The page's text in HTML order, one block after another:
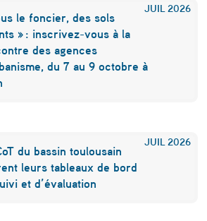
JUIL 2026
le foncier, des sols
» : inscrivez-vous à la
des agences
du 7 au 9 octobre à
JUIL 2026
du bassin toulousain
leurs tableaux de bord
et d’évaluation